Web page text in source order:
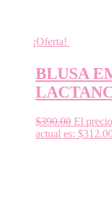
¡Oferta!
BLUSA
$390.00 El
actual es: